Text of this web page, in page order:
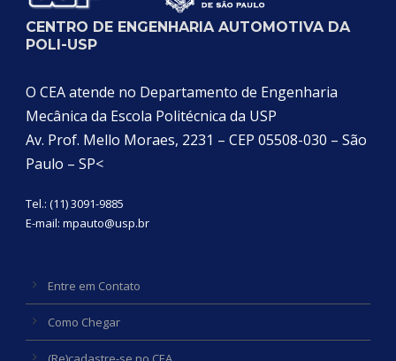
CENTRO DE ENGENHARIA AUTOMOTIVA DA
POLI-USP
O CEA atende no Departamento de Engenharia
Mecânica da Escola Politécnica da USP
Av. Prof. Mello Moraes, 2231 – CEP 05508-030 – São
Paulo – SP<
Tel.: (11) 3091-9885
E-mail: mpauto@usp.br
Entre em Contato
Como Chegar